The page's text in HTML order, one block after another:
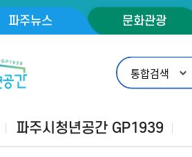
파주뉴스 문화관광
파주시청년공간 GP1939